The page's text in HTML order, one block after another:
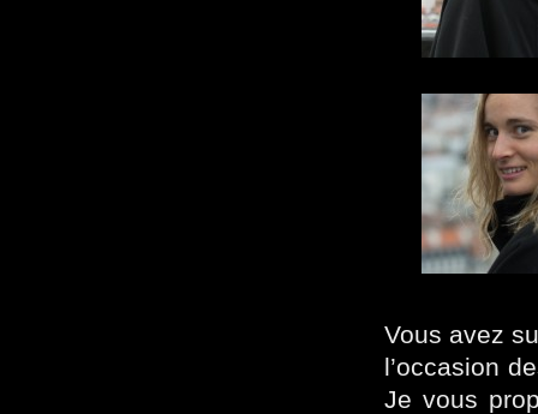
Vous avez
l’occasion
Je vous